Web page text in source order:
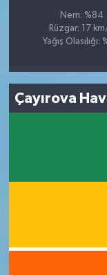
Nem: %84
Rüzgar: 17
Yağış Olasılığı:
Çayırova